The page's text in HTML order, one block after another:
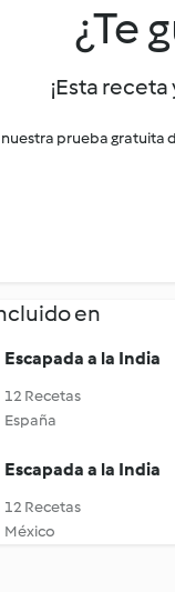
¿Te
¡Esta
nuestra prueba gratuita
en
Escapada a la India
12 Recetas
España
Escapada a la India
12 Recetas
México